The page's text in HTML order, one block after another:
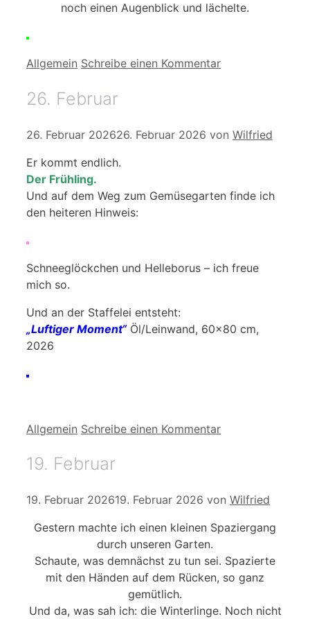
noch einen Augenblick und lächelte.
Kategorien
Allgemein Schreibe einen Kommentar
26. Februar
26. Februar 202626. Februar 2026 von Wilfried
Er kommt endlich.
Der Frühling.
Und auf dem Weg zum Gemüsegarten finde ich
den heiteren Hinweis:
Schneeglöckchen und Helleborus – ich freue
mich so.
Und an der Staffelei entsteht:
„Luftiger Moment“ Öl/Leinwand, 60×80 cm,
2026
Kategorien
Allgemein Schreibe einen Kommentar
19. Februar
19. Februar 202619. Februar 2026 von Wilfried
Gestern machte ich einen kleinen Spaziergang
durch unseren Garten.
Schaute, was demnächst zu tun sei. Spazierte
mit den Händen auf dem Rücken, so ganz
gemütlich.
Und da, was sah ich: die Winterlinge. Noch nicht